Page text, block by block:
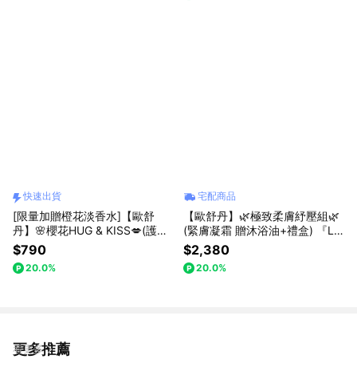
快速出貨
[限量加贈橙花淡香水]【歐舒
丹】🌸櫻花HUG & KISS💋(護唇
膏+護手霜+禮盒)『LINE禮物獨
家組合』[快速出貨]
$790
20.0%
宅配商品
【歐舒丹】🌿極致柔膚紓壓組🌿
(緊膚凝霜 贈沐浴油+禮盒) 『LI
NE禮物獨家組合』
$2,380
20.0%
更多推薦
看更多